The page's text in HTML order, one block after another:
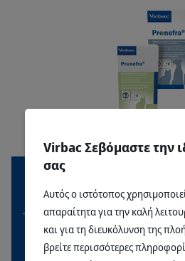
Γάτα Σκύλος
Διατροφικό
Virbac Σεβόμαστε την
σας
Αυτός ο ιστότοπος
απαραίτητα για την καλή
και για τη διευκόλυνση της
βρείτε περισσότερες